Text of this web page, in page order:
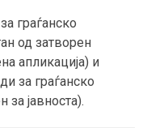
граѓанско
од затворен
апликација) и
за граѓанско
за јавноста).